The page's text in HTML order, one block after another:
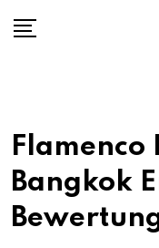
Flamenco
Bangkok